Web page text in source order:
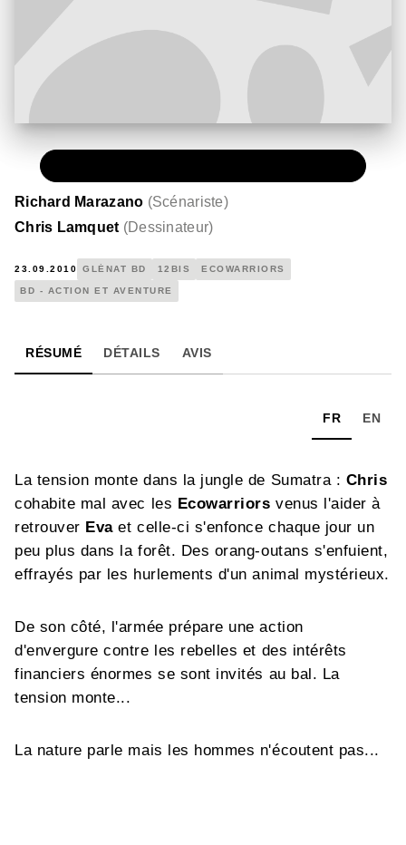
Richard Marazano (Scénariste)
Chris Lamquet (Dessinateur)
23.09.2010 GLÉNAT BD 12BIS ECOWARRIORS
BD - ACTION ET AVENTURE
RÉSUMÉ DÉTAILS AVIS
FR EN
La tension monte dans la jungle de Sumatra : Chris
cohabite mal avec les Ecowarriors venus l'aider à
retrouver Evaet celle-ci s'enfonce chaque jour un
peu plus dans la forêt. Des orang-outans s'enfuient,
effrayés par les hurlements d'un animal mystérieux.
De son côté, l'armée prépare une action
d'envergure contre les rebelles et des intérêts
financiers énormes se sont invités au bal. La
tension monte...
La nature parle mais les hommes n'écoutent pas...